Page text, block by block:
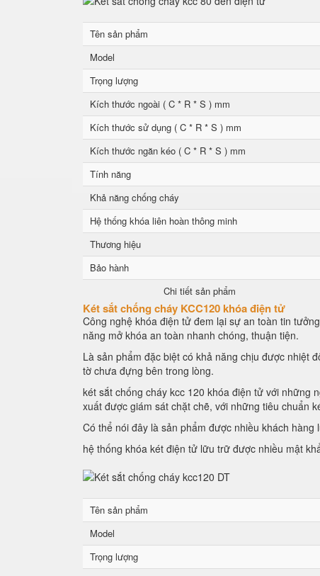
Tên sản phẩm
Model
Trọng lượng
Kích thước ngoài ( C * R * S ) mm
Kích thước sử dụng ( C * R * S ) mm
Kích thước ngăn kéo ( C * R * S ) mm
Tính năng
Khả năng chống cháy
Hệ thống khóa liên hoàn thông minh
Thương hiệu
Bảo hành
Chi tiết sản phẩm
Két sắt chống cháy KCC120 khóa điện tử
Công nghệ khóa điện tử đem lại sự an toàn tin
năng mở khóa an toàn nhanh chóng, thuận tiện.
Là sản phẩm đặc biệt có khả năng chịu được nhiệt
tờ chưa đựng bên trong lòng.
két sắt chống cháy kcc 120 khóa điện tử với những
xuất được giám sát chặt chẽ, với những tiêu chuẩn
Có thể nói đây là sản phẩm được nhiều khách
hệ thống khóa két điện tử lữu trữ được nhiều mật
Tên sản phẩm
Model
Trọng lượng